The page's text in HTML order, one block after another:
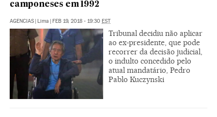
camponeses em 1992
AGENCIAS Lima FEB 19, 2018 - 19:30 EST
Tribunal decidiu não aplicar
ao ex-presidente, que pode
recorrer da decisão judicial,
o indulto concedido pelo
atual mandatário, Pedro
Pablo Kuczynski